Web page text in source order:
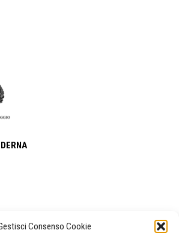
Consenso Cookie
+39 338 5714978 (orario apertura Galleria)